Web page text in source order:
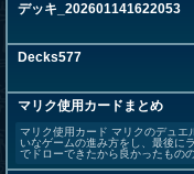
デッキ_202601141622053
Decks577
マリク使用カードまとめ
マリク使用カード マリクのデュエ
いなゲームの進み方をし、最後に
でドローできたから良かったもの